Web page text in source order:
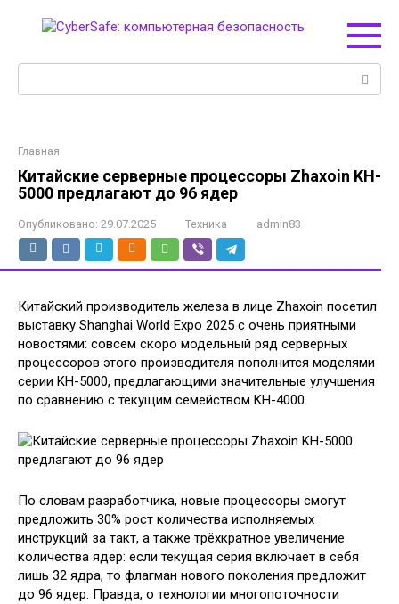
Главная
Китайские серверные процессоры Zhaxoin KH-
5000 предлагают до 96 ядер
Опубликовано: 29.07.2025 Техника admin83
Китайский производитель железа в лице Zhaxoin посетил
выставку Shanghai World Expo 2025 с очень приятными
новостями: совсем скоро модельный ряд серверных
процессоров этого производителя пополнится моделями
серии KH-5000, предлагающими значительные улучшения
по сравнению с текущим семейством KH-4000.
По словам разработчика, новые процессоры смогут
предложить 30% рост количества исполняемых
инструкций за такт, а также трёхкратное увеличение
количества ядер: если текущая серия включает в себя
лишь 32 ядра, то флагман нового поколения предложит
до 96 ядер. Правда, о технологии многопоточности